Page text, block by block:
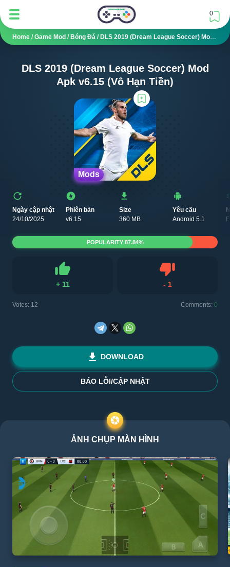
0
Home / Game Mod / Bóng Đá / DLS 2019 (Dream League Soccer) Mod APK V6.15 (Vô Hạn Tiền)
DLS 2019 (Dream League Soccer) Mod
Apk v6.15 (Vô Hạn Tiền)
Mods
Ngày cập nhật
24/10/2025
Phiên bản
v6.15
Size
360 MB
Yêu cầu
Android 5.1
+ 11
Like
- 1
Votes: 12 Comments: 0
POPULARITY 87.84%
DOWNLOAD
BÁO LỖI/CẬP NHẬT
ẢNH CHỤP MÀN HÌNH